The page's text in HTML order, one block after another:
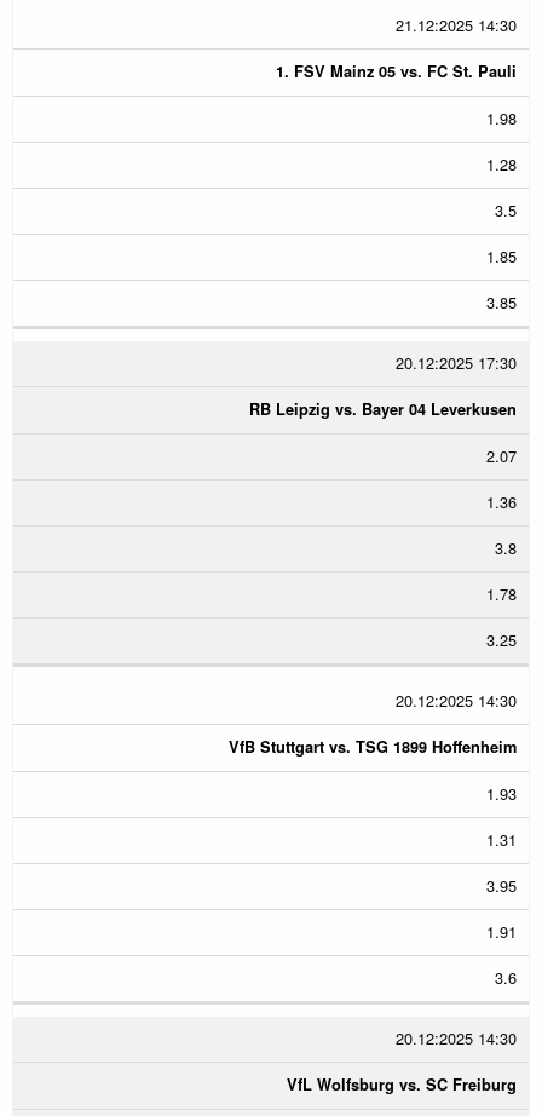
21.12:2025 14:30
1. FSV Mainz 05 vs. FC St. Pauli
1.98
1.28
3.5
1.85
3.85
20.12:2025 17:30
RB Leipzig vs. Bayer 04 Leverkusen
2.07
1.36
3.8
1.78
3.25
20.12:2025 14:30
VfB Stuttgart vs. TSG 1899 Hoffenheim
1.93
1.31
3.95
1.91
3.6
20.12:2025 14:30
VfL Wolfsburg vs. SC Freiburg